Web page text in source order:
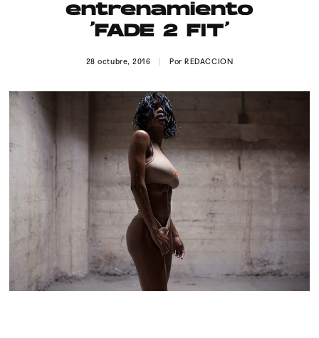
Aviso Legal
© 2015-2022 UMOMAG. PROPIEDAD DE UMO agency. TODOS LOS
DERECHOS RESERVADOS.
entrenamiento
‘FADE 2 FIT’
28 octubre, 2016 PorREDACCION